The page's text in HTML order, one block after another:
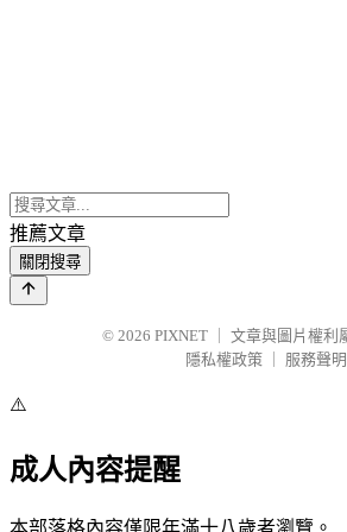
推薦文章
關閉搜尋
© 2026 PIXNET
文章與圖片權利
隱私權政策
服務聲明
⚠️
成人內容提醒
本部落格內容僅限年滿十八歲者瀏覽。